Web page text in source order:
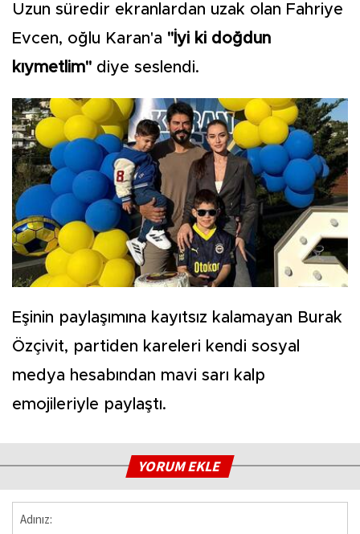
Uzun süredir ekranlardan uzak olan Fahriye
Evcen, oğlu Karan'a "İyi ki doğdun
kıymetlim" diye seslendi.
Eşinin paylaşımına kayıtsız kalamayan Burak
Özçivit, partiden kareleri kendi sosyal
medya hesabından mavi sarı kalp
emojileriyle paylaştı.
YORUM EKLE